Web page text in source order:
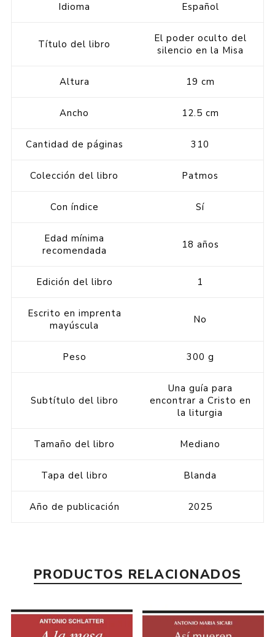
Idioma Español
Título del libro
El poder oculto del
silencio en la Misa
Altura 19 cm
Ancho 12.5 cm
Cantidad de páginas 310
Colección del libro Patmos
Con índice Sí
Edad mínima
recomendada
18 años
Edición del libro 1
Escrito en imprenta
mayúscula
No
Peso 300 g
Subtítulo del libro
Una guía para
encontrar a Cristo en
la liturgia
Tamaño del libro Mediano
Tapa del libro Blanda
Año de publicación 2025
PRODUCTOS RELACIONADOS